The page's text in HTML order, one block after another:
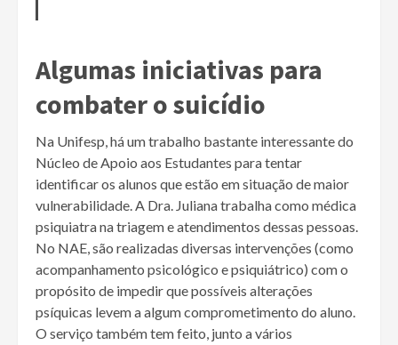
Algumas iniciativas para
combater o suicídio
Na Unifesp, há um trabalho bastante interessante do
Núcleo de Apoio aos Estudantes para tentar
identificar os alunos que estão em situação de maior
vulnerabilidade. A Dra. Juliana trabalha como médica
psiquiatra na triagem e atendimentos dessas pessoas.
No NAE, são realizadas diversas intervenções (como
acompanhamento psicológico e psiquiátrico) com o
propósito de impedir que possíveis alterações
psíquicas levem a algum comprometimento do aluno.
O serviço também tem feito, junto a vários